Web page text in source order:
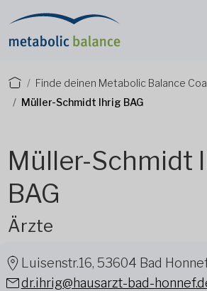
Finde deinen Metabolic Balance
Müller-Schmidt Ihrig BAG
Müller-Schmidt
BAG
Ärzte
Luisenstr.16, 53604 Bad
dr.ihrig@hausarzt-bad-